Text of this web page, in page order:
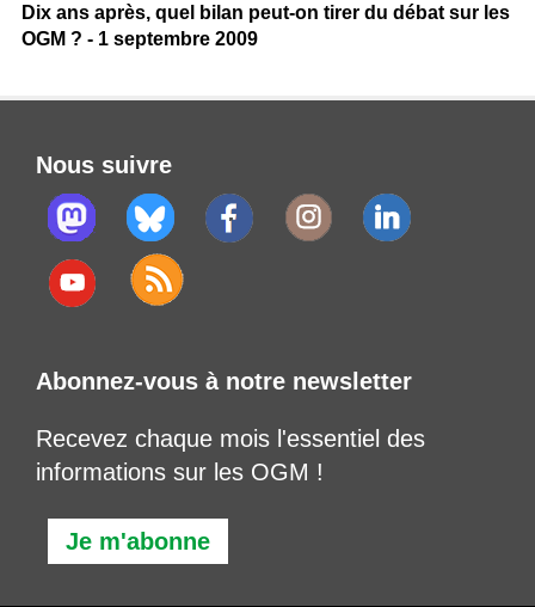
Dix ans après, quel bilan peut-on tirer du débat sur les
OGM ? - 1 septembre 2009
Nous suivre
Abonnez-vous à notre newsletter
Recevez chaque mois l'essentiel des
informations sur les OGM !
Je m'abonne